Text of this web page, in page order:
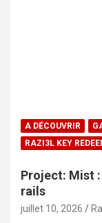
A DÉCOUVRIR
RAZI3L KEY
Project: Mist
rails
juillet 10, 2026